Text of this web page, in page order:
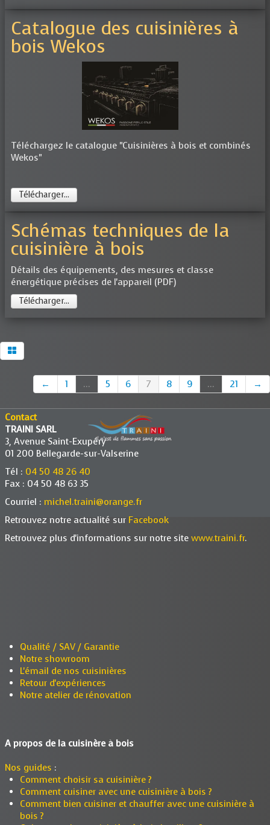
Catalogue des cuisinières à
bois Wekos
Téléchargez le catalogue "Cuisinières à bois et combinés
Wekos"
Télécharger...
Schémas techniques de la
cuisinière à bois
Détails des équipements, des mesures et classe
énergétique précises de l'appareil (PDF)
Télécharger...
← 1 ... 5 6 7 8 9 ... 21 →
Contact
TRAINI SARL
3, Avenue Saint-Exupéry
01 200 Bellegarde-sur-Valserine
Tél : 04 50 48 26 40
Fax : 04 50 48 63 35
Courriel : michel.traini@orange.fr
Retrouvez notre actualité sur Facebook
Retrouvez plus d'informations sur notre site www.traini.fr.
Qualité / SAV / Garantie
Notre showroom
L'émail de nos cuisinières
Retour d'expériences
Notre atelier de rénovation
A propos de la cuisinère à bois
Nos guides :
Comment choisir sa cuisinière ?
Comment cuisiner avec une cuisinière à bois ?
Comment bien cuisiner et chauffer avec une cuisinière à
bois ?